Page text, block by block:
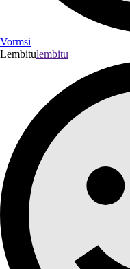
Vormsi
Lembitulembitu